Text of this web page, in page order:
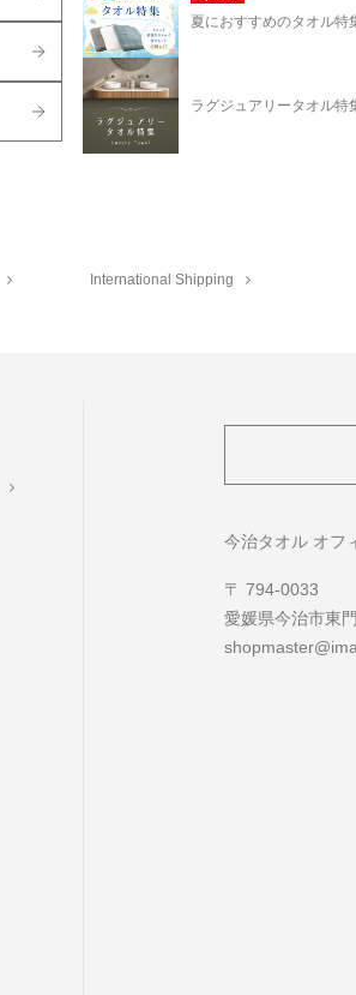
夏におすすめのタオル特
ラグジュアリータオル特
International Shipping
今治タオル オフ
〒 794-0033
愛媛県今治市東